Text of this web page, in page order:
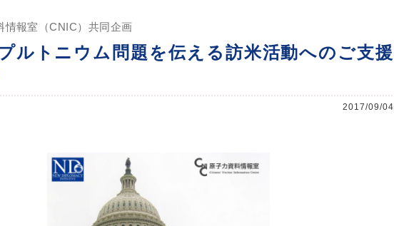
情報室（CNIC）共同企画
ルトニウム問題を伝える訪米活動へのご支援
2017/09/04